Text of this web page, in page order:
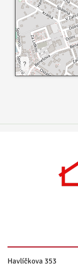
?
Havlíčkova 353